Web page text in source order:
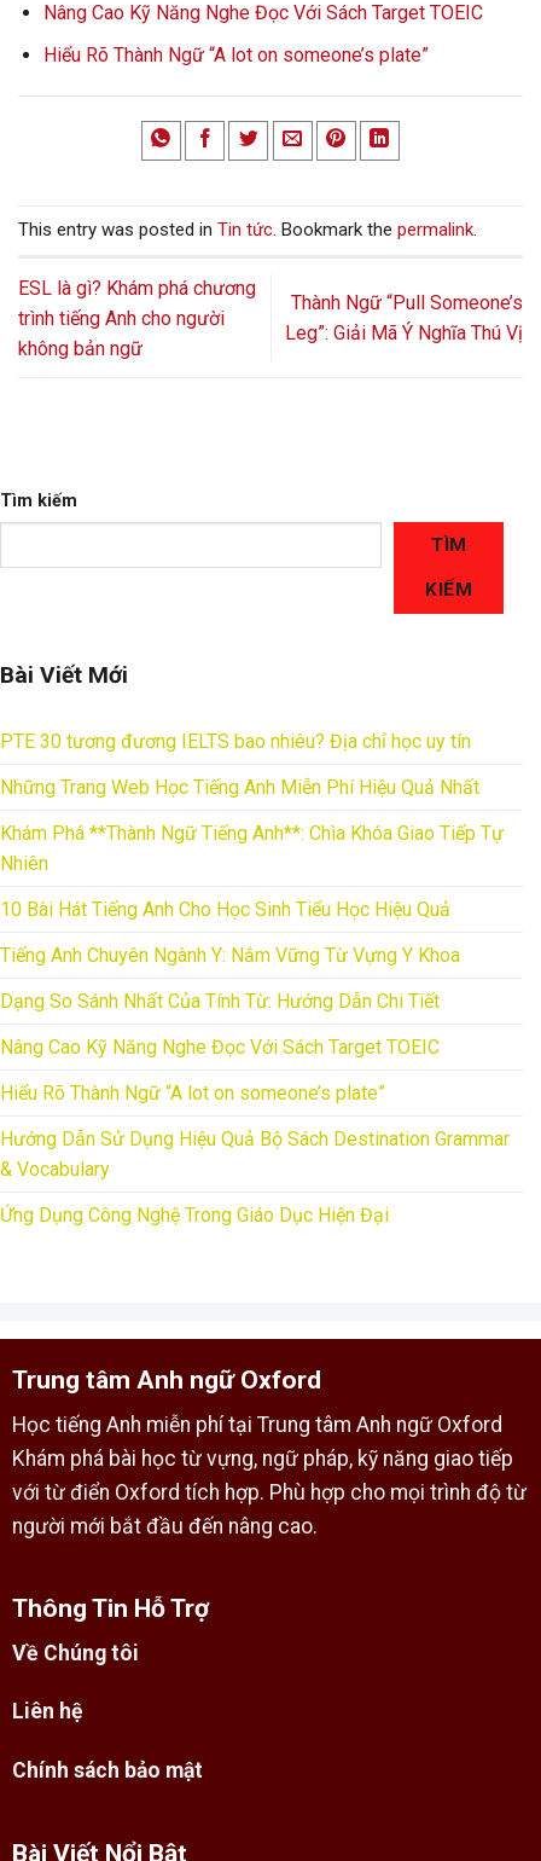
Nâng Cao Kỹ Năng Nghe Đọc Với Sách Target TOEIC
Hiểu Rõ Thành Ngữ “A lot on someone’s plate”
This entry was posted in Tin tức. Bookmark the permalink.
ESL là gì? Khám phá chương
trình tiếng Anh cho người
không bản ngữ
Thành Ngữ “Pull Someone’s
Leg”: Giải Mã Ý Nghĩa Thú Vị
Tìm kiếm
TÌM
KIẾM
Bài Viết Mới
PTE 30 tương đương IELTS bao nhiêu? Địa chỉ học uy tín
Những Trang Web Học Tiếng Anh Miễn Phí Hiệu Quả Nhất
Khám Phá **Thành Ngữ Tiếng Anh**: Chìa Khóa Giao Tiếp Tự
Nhiên
10 Bài Hát Tiếng Anh Cho Học Sinh Tiểu Học Hiệu Quả
Tiếng Anh Chuyên Ngành Y: Nắm Vững Từ Vựng Y Khoa
Dạng So Sánh Nhất Của Tính Từ: Hướng Dẫn Chi Tiết
Nâng Cao Kỹ Năng Nghe Đọc Với Sách Target TOEIC
Hiểu Rõ Thành Ngữ “A lot on someone’s plate”
Hướng Dẫn Sử Dụng Hiệu Quả Bộ Sách Destination Grammar
& Vocabulary
Ứng Dụng Công Nghệ Trong Giáo Dục Hiện Đại
Trung tâm Anh ngữ Oxford
Học tiếng Anh miễn phí tại Trung tâm Anh ngữ Oxford
Khám phá bài học từ vựng, ngữ pháp, kỹ năng giao tiếp
với từ điển Oxford tích hợp. Phù hợp cho mọi trình độ từ
người mới bắt đầu đến nâng cao.
Thông Tin Hỗ Trợ
Về Chúng tôi
Liên hệ
Chính sách bảo mật
Bài Viết Nổi Bật